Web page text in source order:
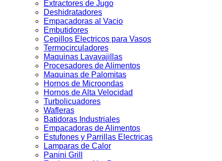
Extractores de Jugo
Deshidratadores
Empacadoras al Vacio
Embutidores
Cepillos Electricos para Vasos
Termocirculadores
Maquinas Lavavajillas
Procesadores de Alimentos
Maquinas de Palomitas
Hornos de Microondas
Hornos de Alta Velocidad
Turbolicuadores
Wafleras
Batidoras Industriales
Empacadoras de Alimentos
Estufones y Parrillas Electricas
Lamparas de Calor
Panini Grill